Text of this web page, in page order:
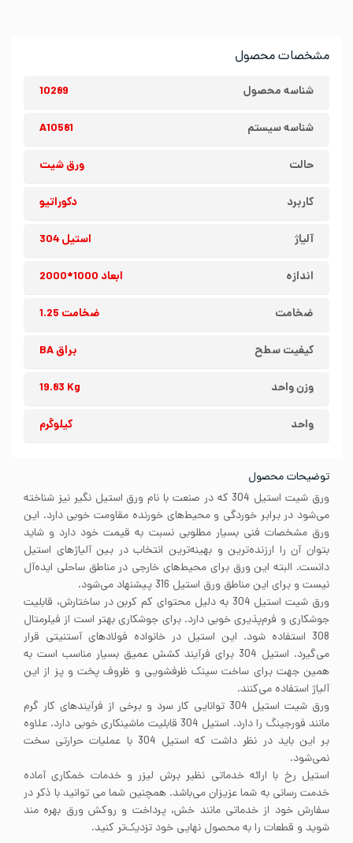
مشخصات محصول
شناسه محصول 10289
شناسه سیستم A10581
حالت ورق شیت
کاربرد دکوراتیو
آلیاژ استیل 304
اندازه ابعاد 1000*2000
ضخامت ضخامت 1.25
کیفیت سطح براق BA
وزن واحد 19.83 Kg
واحد کیلوگرم
توضیحات محصول
ورق شیت استیل 304 که در صنعت با نام ورق استیل نگیر نیز شناخته
می‌شود در برابر خوردگی و محیط‌های خورنده مقاومت خوبی دارد. این
ورق مشخصات فنی بسیار مطلوبی نسبت به قیمت خود دارد و شاید
بتوان آن را ارزنده‌ترین و بهینه‌ترین انتخاب در بین آلیاژهای استیل
دانست. البته این ورق برای محیط‌های خارجی در مناطق ساحلی ایده‌آل
نیست و برای این مناطق ورق استیل 316 پیشنهاد می‌شود.
ورق شیت استیل 304 به دلیل محتوای کم کربن در ساختارش، قابلیت
جوشکاری و فرم‌پذیری خوبی دارد. برای جوشکاری بهتر است از فیلرمتال
308 استفاده شود. این استیل در خانواده فولادهای آستنیتی قرار
می‌گیرد. استیل 304 برای فرآیند کشش عمیق بسیار مناسب است به
همین جهت برای ساخت سینک ظرفشویی و ظروف پخت و پز از این
آلیاژ استفاده می‌کنند.
ورق شیت استیل 304 توانایی کار سرد و برخی از فرآیندهای کار گرم
مانند فورجینگ را دارد. استیل 304 قابلیت ماشینکاری خوبی دارد. علاوه
بر این باید در نظر داشت که استیل 304 با عملیات حرارتی سخت
نمی‌شود.
استیل رخ با ارائه خدماتی نظیر برش لیزر و خدمات خمکاری آماده
خدمت رسانی به شما عزیزان می‌باشد. همچنین شما می توانید با ذکر در
سفارش خود از خدماتی مانند خش، پرداخت و روکش ورق بهره مند
شوید و قطعات را به محصول نهایی خود تزدیک‌تر کنید.